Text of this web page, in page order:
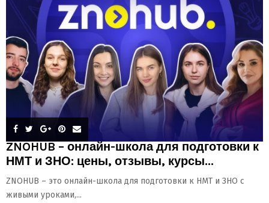
ZNOHUB – онлайн-школа для подготовки к
НМТ и ЗНО: цены, отзывы, курсы...
ZNOHUB – это онлайн-школа для подготовки к НМТ и ЗНО с
живыми уроками,...